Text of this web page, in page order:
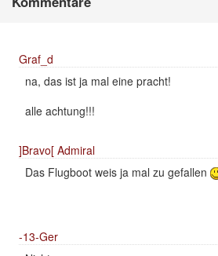
Graf_d
na, das ist ja mal eine pracht!
alle achtung!!!
]Bravo[ Admiral
Das Flugboot weis ja mal zu gefallen
-13-Ger